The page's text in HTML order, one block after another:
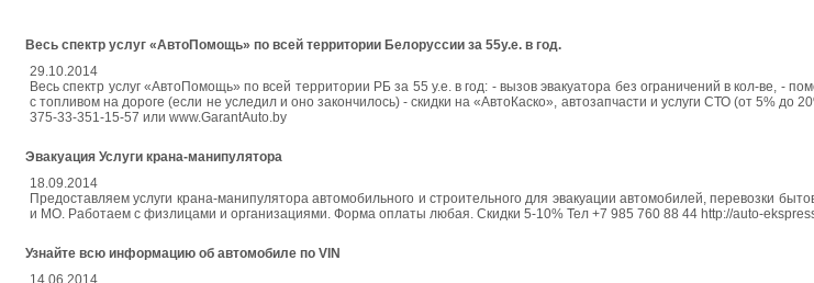
Весь спектр услуг «АвтоПомощь» по всей территории Белоруссии за 55у.е. в год.
29.10.2014
Весь спектр услуг «АвтоПомощь» по всей территории РБ за 55 у.е. в год: - вызов эвакуатора без ограничений в кол-ве, -
с топливом на дороге (если не уследил и оно закончилось) - скидки на «АвтоКаско», автозапчасти и услуги СТО (от 5% до
375-33-351-15-57 или www.GarantAuto.by
Эвакуация Услуги крана-манипулятора
18.09.2014
Предоставляем услуги крана-манипулятора автомобильного и строительного для эвакуации автомобилей, перевозки
и МО. Работаем с физлицами и организациями. Форма оплаты любая. Скидки 5-10% Тел +7 985 760 88 44 http://auto-
Узнайте всю информацию об автомобиле по VIN
14.06.2014